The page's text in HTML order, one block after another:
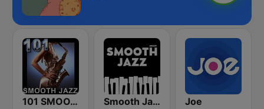
101 SMOOTH JAZZ Smooth Jazz - Groov Joe